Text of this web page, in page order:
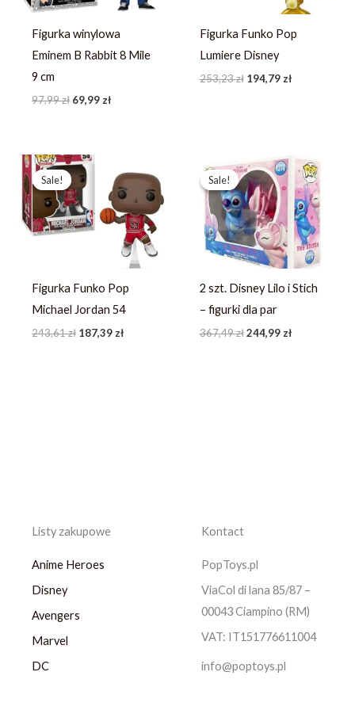
Figurka winylowa
Eminem B Rabbit 8 Mile
9 cm
97,99zł 69,99 zł
Figurka Funko Pop
Lumiere Disney
253,23zł 194,79 zł
Sale!
Sale!
Figurka Funko Pop
Michael Jordan 54
243,61zł
Pierwotna
cena
wynosiła:
243,61 zł.
187,39 zł
cena
wynosi:
187,39 zł.
Sale!
Sale!
2 szt. Disney Lilo i Stich
– figurki dla par
367,49zł
Pierwotna
cena
wynosiła:
367,49 zł.
244,99 zł
Aktualna
cena
wynosi:
244,99 zł.
Listy zakupowe
Anime Heroes
Disney
Avengers
Marvel
DC
Kontact
PopToys.pl
ViaCol di lana 85/87 –
00043 Ciampino (RM)
VAT: IT151776611004
info@poptoys.pl